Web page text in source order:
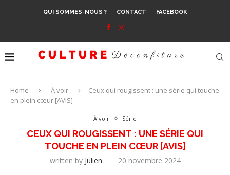
QUI SOMMES-NOUS ? CONTACT FACEBOOK
Home À voir
Ceux qui rougissent : une série qui touche
en plein cœur [AVIS]
À voir Série
CEUX QUI ROUGISSENT : UNE SÉRIE QUI
TOUCHE EN PLEIN CŒUR [AVIS]
written by Julien 20 novembre 2024